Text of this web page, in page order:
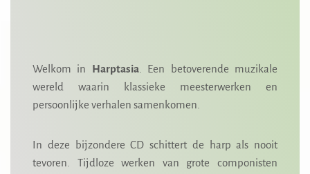
Welkom in Harptasia. Een betoverende muzikale
wereld waarin klassieke meesterwerken en
persoonlijke verhalen samenkomen.
In deze bijzondere CD schittert de harp als nooit
tevoren. Tijdloze werken van grote componisten